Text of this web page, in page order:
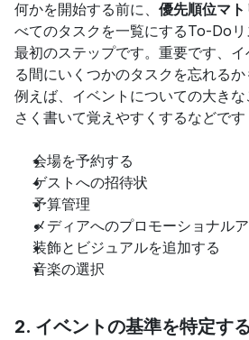
何かを開始する前に、 優先順位マト
べてのタスクを一覧にするTo-Do
最初のステップです。重要です、
る間にいくつかのタスクを忘れるか
例えば、イベントについての大き
さく書いて覚えやすくするなどです
会場を予約する
ゲストへの招待状
予算管理
メディアへのプロモーショナル
装飾とビジュアルを追加する
音楽の選択
2. イベントの基準を特定す